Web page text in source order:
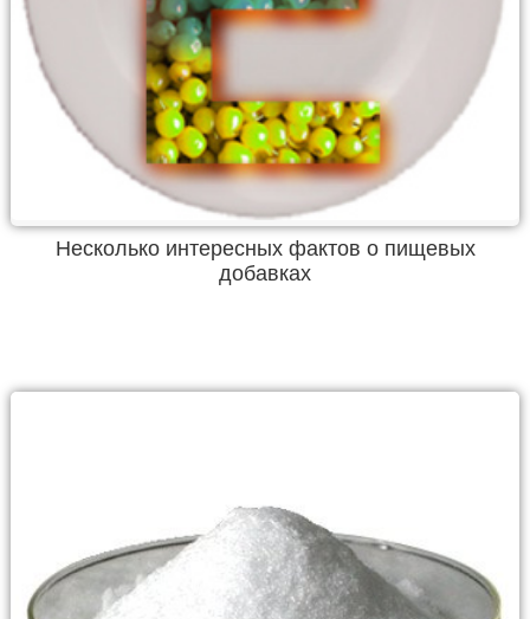
Несколько интересных фактов о пищевых
добавках